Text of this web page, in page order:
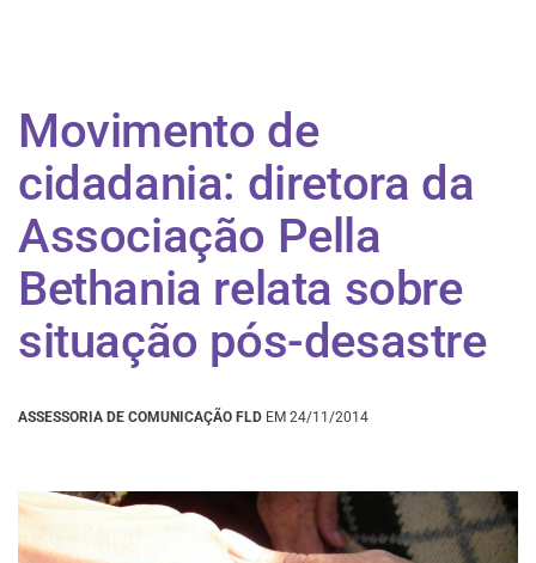
Movimento de
cidadania: diretora da
Associação Pella
Bethania relata sobre
situação pós-desastre
ASSESSORIA DE COMUNICAÇÃO FLD EM 24/11/2014